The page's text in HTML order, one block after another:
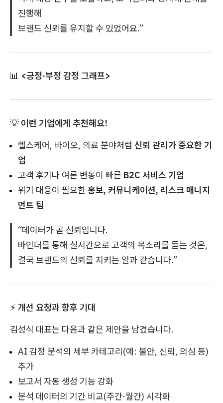
진행해
브랜드 신뢰를 유지할 수 있었어요.”
📊 <긍정·부정 감정 그래프>
💡 이런 기업에게 추천해요!
헬스케어, 바이오, 의료 분야처럼 신뢰 관리가 중요한 기
업
고객 후기나 여론 변동이 빠른 B2C 서비스 기업
위기 대응이 필요한홍보, 커뮤니케이션, 리스크 매니지
먼트 팀
“데이터가 곧 신뢰입니다.
바인더를 통해 실시간으로 고객의 목소리를 듣는 것은,
결국 브랜드의 신뢰를 지키는 일과 같습니다.”
⚡ 개선 요청과 향후 기대
김성식 대표는 다음과 같은 제안을 남겼습니다.
AI 감정 분석의 세부 카테고리(예: 불안, 신뢰, 의심 등)
추가
보고서 자동 생성 기능 강화
분석 데이터의 기간 비교(주간·월간) 시각화